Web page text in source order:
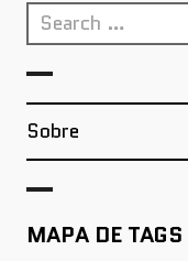
Search
for:
Sobre
MAPA DE TAGS